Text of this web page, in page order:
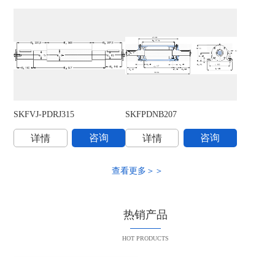
SKFVJ-PDRJ315
详情 咨询
SKFPDNB207
详情 咨询
查看更多＞＞
热销产品
HOT PRODUCTS